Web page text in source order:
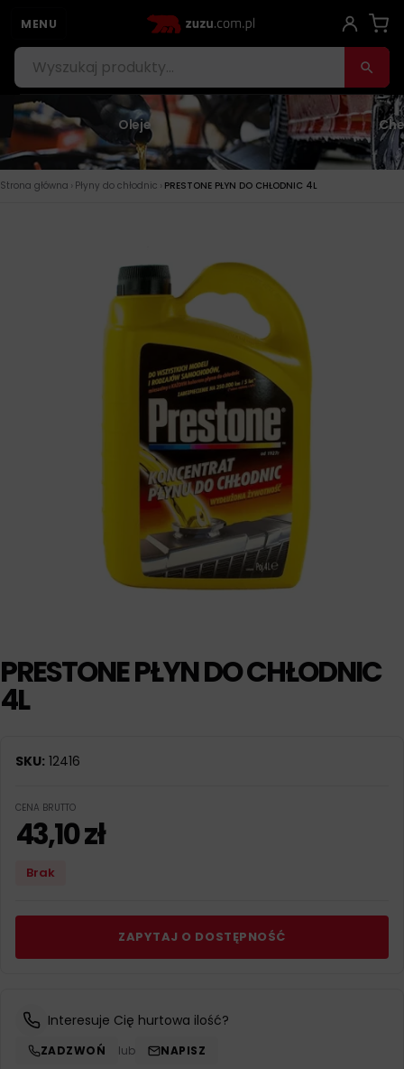
MENU
Oleje
Strona główna › Płyny do chłodnic › PRESTONE PŁYN DO CHŁODNIC 4L
PRESTONE PŁYN DO CHŁODNIC
4L
SKU: 12416
CENA BRUTTO
43,10zł
Brak
ZAPYTAJ O DOSTĘPNOŚĆ
Interesuje Cię hurtowa ilość?
ZADZWOŃ lub NAPISZ